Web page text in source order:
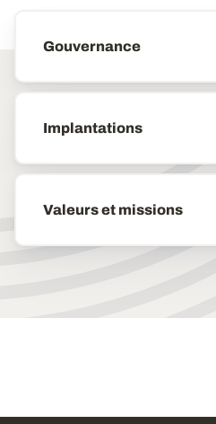
Gouvernance
Implantations
Valeurs et missions